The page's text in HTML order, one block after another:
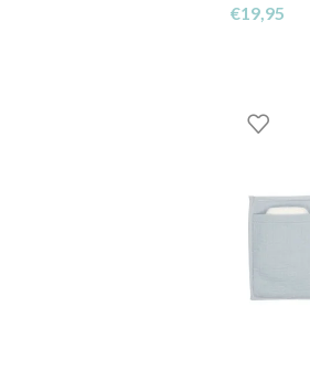
€19,95